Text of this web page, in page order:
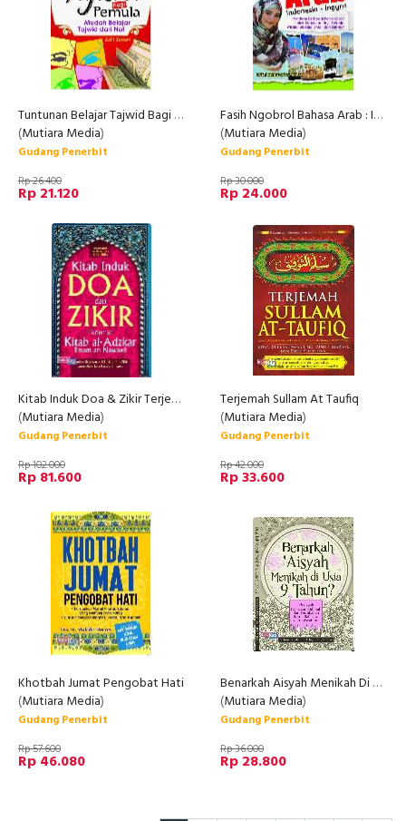
Tuntunan Belajar Tajwid Bagi Pemula
(Mutiara Media)
Gudang Penerbit
Rp 26.400
Rp 21.120
Fasih Ngobrol Bahasa Arab : Indonesia - Inggris
(Mutiara Media)
Gudang Penerbit
Rp 30.000
Rp 24.000
Kitab Induk Doa & Zikir Terjemah Kitab Al Adzkar
(Mutiara Media)
Gudang Penerbit
Rp 102.000
Rp 81.600
Terjemah Sullam At Taufiq
(Mutiara Media)
Gudang Penerbit
Rp 42.000
Rp 33.600
Khotbah Jumat Pengobat Hati
(Mutiara Media)
Gudang Penerbit
Rp 57.600
Rp 46.080
Benarkah Aisyah Menikah Di Usia 9 Tahun?
(Mutiara Media)
Gudang Penerbit
Rp 36.000
Rp 28.800